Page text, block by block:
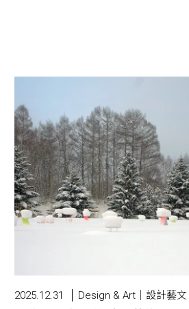
2025.12.31 Design & Art｜設計藝文